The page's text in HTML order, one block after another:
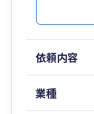
依頼内容
業種